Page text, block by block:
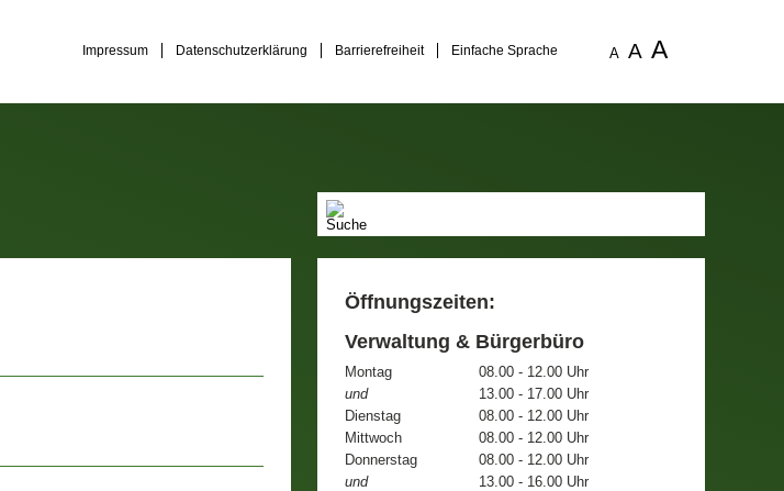
Impressum Datenschutzerklärung Barrierefreiheit Einfache Sprache A A A
Öffnungszeiten:
Verwaltung & Bürgerbüro
Montag
08.00 - 12.00 Uhr
und
13.00 - 17.00 Uhr
Dienstag
08.00 - 12.00 Uhr
Mittwoch
08.00 - 12.00 Uhr
Donnerstag
08.00 - 12.00 Uhr
und
13.00 - 16.00 Uhr